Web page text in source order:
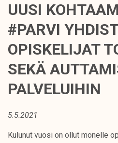
r
e
e
n
m
m
a
t
i
UUSI
#PARVI
OPISKELIJAT
SEKÄ
PALVELUIHIN
5.5.2021
Kulunut vuosi on ollut monelle